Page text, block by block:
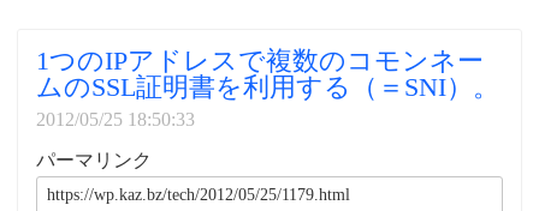
1つのIPアドレスで複数のコモンネー
ムのSSL証明書を利用する（＝SNI）。
2012/05/25 18:50:33
パーマリンク